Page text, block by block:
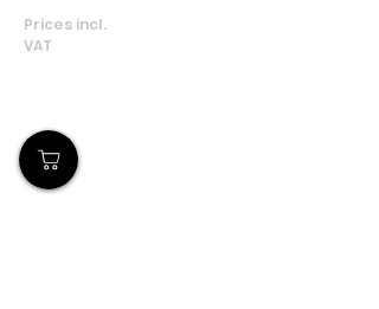
Prices incl.
VAT
Our Store
Demostheni Voutira 11, Cyprus, Limassol